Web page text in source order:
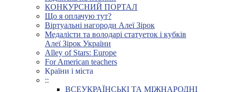
КОНКУРСНИЙ ПОРТАЛ
Що я оплачую тут?
Віртуальні нагороди Алеї Зірок
Медалісти та володарі статуеток і кубків
Алеї Зірок України
Alley of Stars: Europe
For American teachers
Країни і міста
::
ВСЕУКРАЇНСЬКІ ТА МІЖНАРОДНІ